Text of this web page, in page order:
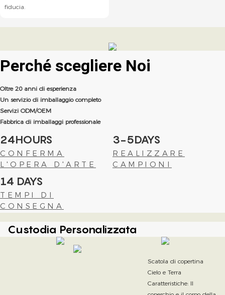
fiducia.
Perché scegliere Noi
Oltre 20 anni di esperienza
Un servizio di imballaggio completo
Servizi ODM/OEM
Fabbrica di imballaggi professionale
24HOURS
CONFERMA
L'OPERA D'ARTE
3-5DAYS
REALIZZARE
CAMPIONI
14 DAYS
TEMPI DI
CONSEGNA
Custodia Personalizzata
Scatola di copertina
Cielo e Terra
Caratteristiche: Il